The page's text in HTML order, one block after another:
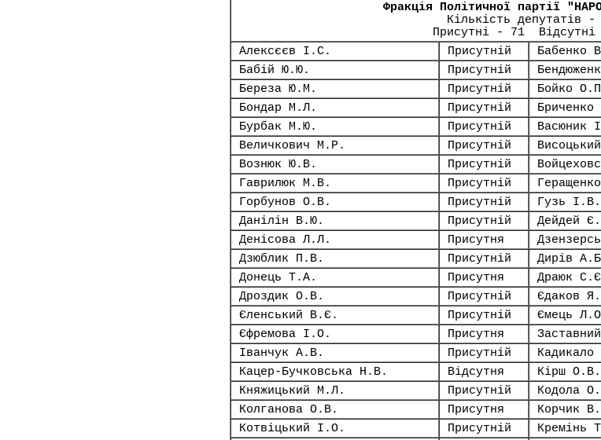
Фракція Політичної партії
Кількість депутатів -
Присутні - 71
Алексєєв І.С.
Присутній Бабенко
Бабій Ю.Ю.
Присутній
Береза Ю.М.
Присутній Бойко
Бондар М.Л.
Присутній
Бурбак М.Ю.
Присутній Васюник
Величкович М.Р.
Присутній
Вознюк Ю.В.
Присутній
Гаврилюк М.В.
Присутній
Горбунов О.В.
Присутній Гузь І.В.
Данілін В.Ю.
Присутній Дейдей
Денісова Л.Л.
Присутня
Дзюблик П.В.
Присутній Дирів
Донець Т.А.
Присутня Драюк
Дроздик О.В.
Присутній Єдаков
Єленський В.Є.
Присутній Ємець
Єфремова І.О.
Присутня
Іванчук А.В.
Присутній
Кацер-Бучковська Н.В.
Відсутня Кірш О.В.
Княжицький М.Л.
Присутній Кодола
Колганова О.В.
Присутня Корчик
Котвіцький І.О.
Присутній Кремінь